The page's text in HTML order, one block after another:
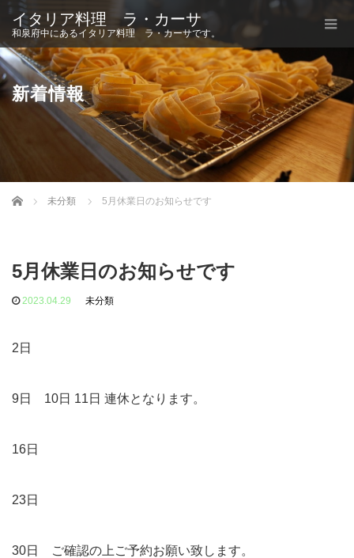
イタリア料理 ラ・カーサ
和泉府中にあるイタリア料理 ラ・カーサです。
新着情報
Home 未分類 5月休業日のお知らせです
5月休業日のお知らせです
2023.04.29 未分類
2日
9日 10日 11日 連休となります。
16日
23日
30日 ご確認の上ご予約お願い致します。